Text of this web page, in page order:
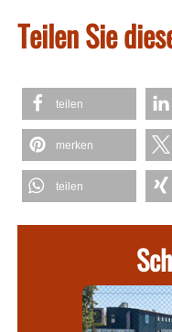
Teilen Sie
teilen
merken
teilen